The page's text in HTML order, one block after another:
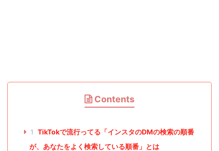
Contents
1 TikTokで流行ってる「インスタのDMの検索の順番
が、あなたをよく検索している順番」とは